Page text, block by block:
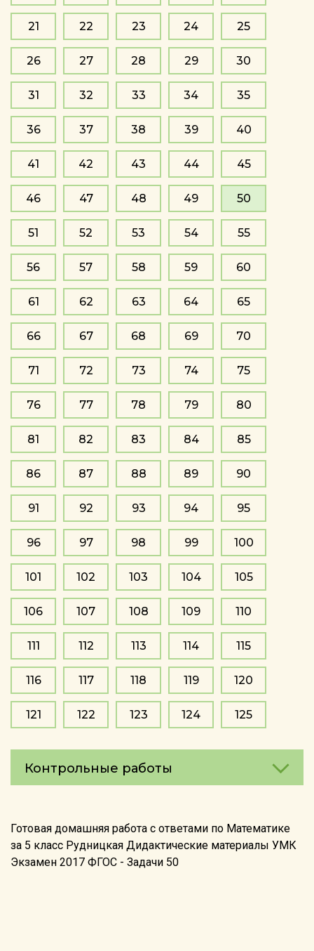
21 22 23 24 25
26 27 28 29 30
31 32 33 34 35
36 37 38 39 40
41 42 43 44 45
46 47 48 49 50
51 52 53 54 55
56 57 58 59 60
61 62 63 64 65
66 67 68 69 70
71 72 73 74 75
76 77 78 79 80
81 82 83 84 85
86 87 88 89 90
91 92 93 94 95
96 97 98 99 100
101 102 103 104 105
106 107 108 109 110
111 112 113 114 115
116 117 118 119 120
121 122 123 124 125
Контрольные работы
Готовая домашняя работа с ответами по Математике
за 5 класс Рудницкая Дидактические материалы УМК
Экзамен 2017 ФГОС - Задачи 50